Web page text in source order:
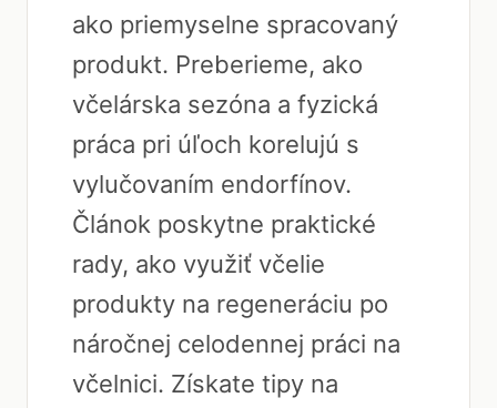
ako priemyselne spracovaný
produkt. Preberieme, ako
včelárska sezóna a fyzická
práca pri úľoch korelujú s
vylučovaním endorfínov.
Článok poskytne praktické
rady, ako využiť včelie
produkty na regeneráciu po
náročnej celodennej práci na
včelnici. Získate tipy na